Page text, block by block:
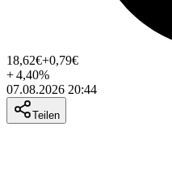
18,62€+0,79€
+4,40%
07.08.2026 20:44
Teilen